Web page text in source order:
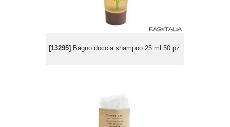
[13295] Bagno doccia shampoo 25 ml 50 pz